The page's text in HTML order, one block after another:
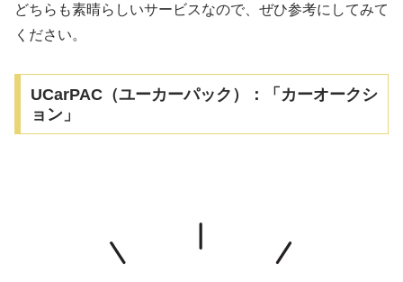
どちらも素晴らしいサービスなので、ぜひ参考にしてみて
ください。
UCarPAC（ユーカーパック）：「カーオークシ
ョン」